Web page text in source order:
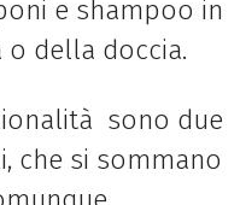
e shampoo in
della doccia.
sono due
che si sommano